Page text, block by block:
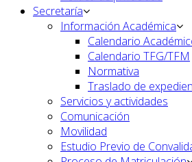
Secretaría
Información Académica
Calendario
Calendario TFG/TFM
Normativa
Traslado de
Servicios y actividades
Comunicación
Movilidad
Estudio Previo de